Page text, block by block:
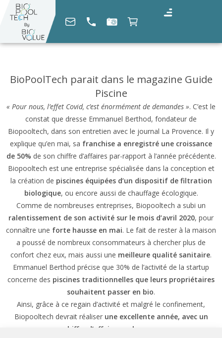
BioPoolTech parait dans le magazine Guide
Piscine
« Pour nous, l’effet Covid, c’est énormément de demandes ». C’est le
constat que dresse Emmanuel Berthod, fondateur de
Biopooltech, dans son entretien avec le journal La Provence. Il y
explique qu’en mai, sa franchise a enregistré une croissance
de 50% de son chiffre d’affaires par-rapport à l’année précédente.
Biopooltech est une entreprise spécialisée dans la conception et
la création de piscines équipées d’un dispositif de filtration
biologique, ou encore aussi de chauffage écologique.
Comme de nombreuses entreprises, Biopooltech a subi un
ralentissement de son activité sur le mois d’avril 2020, pour
connaître une forte hausse en mai. Le fait de rester à la maison
a poussé de nombreux consommateurs à chercher plus de
confort chez eux, mais aussi une meilleure qualité sanitaire.
Emmanuel Berthod précise que 30% de l’activité de la startup
concerne des piscines traditionnelles que leurs propriétaires
souhaitent passer en bio.
Ainsi, grâce à ce regain d’activité et malgré le confinement,
Biopooltech devrait réaliser une excellente année, avec un
chiffre d’affaires en hausse